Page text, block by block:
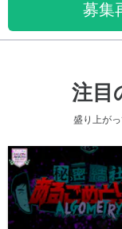
募集
注目
盛り上が